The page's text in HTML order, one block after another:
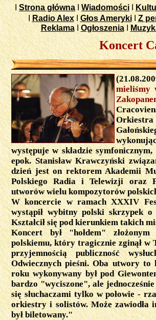
Strona główna Wiadomości
Radio Alex Głos Ameryki
Z
Reklama
OgłoszeniaI
Koncert
mieliśmy
występuje w składzie
epok. Stanisław Krawczyński
dzień jest on rektorem Akademii
Polskiego Radia i Telewizji oraz
utworów wielu kompozytorów
W koncercie w ramach XXXIV
wystąpił wybitny polski skrzypek
Kształcił się pod kierunkiem takich
Koncert był "hołdem" złożonym
polskiemu, który tragicznie zginął w
przyjemnością publiczność
Odwiecznych pieśni. Oba utwory
roku wykonywany był pod
bardzo "wyciszone", ale jednocześnie
się słuchaczami tylko w połowie -
orkiestry i solistów. Może zawiodła
był biletowany."